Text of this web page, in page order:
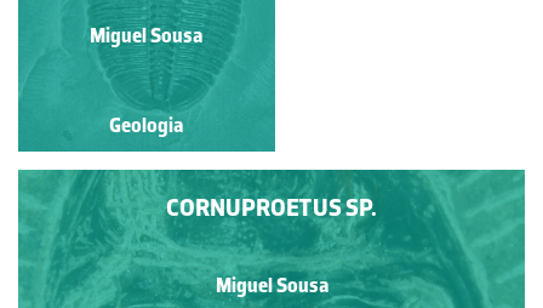
Miguel Sousa
Geologia
CORNUPROETUS SP.
Miguel Sousa
Miguel Sousa
Geologia